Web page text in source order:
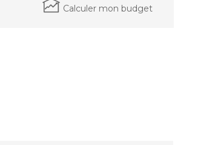
Calculer mon budget